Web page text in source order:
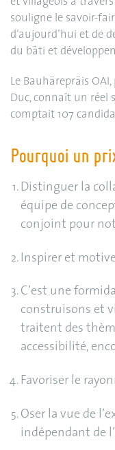
souligne le savoir-
d’aujourd’hui et de
du bâti et
Le Bauhärepräis
Duc, connaît un réel
comptait 107
Pourquoi un
Distinguer la
équipe de
conjoint pour
Inspirer et
C’est une
construisons et
traitent des
accessibilité,
Favoriser le
Oser la vue de
indépendant de